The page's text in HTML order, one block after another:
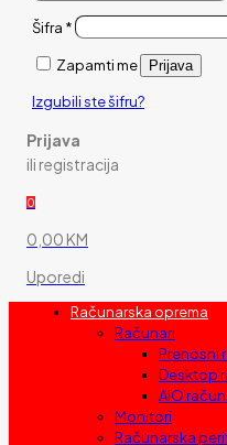
Šifra *
Zapamti me Prijava
Izgubili ste šifru?
Prijava
ili registracija
0
0,00 KM
Uporedi
Računarska oprema
Računari
Prenosni
Desktop
AIO
Monitori
Računarska